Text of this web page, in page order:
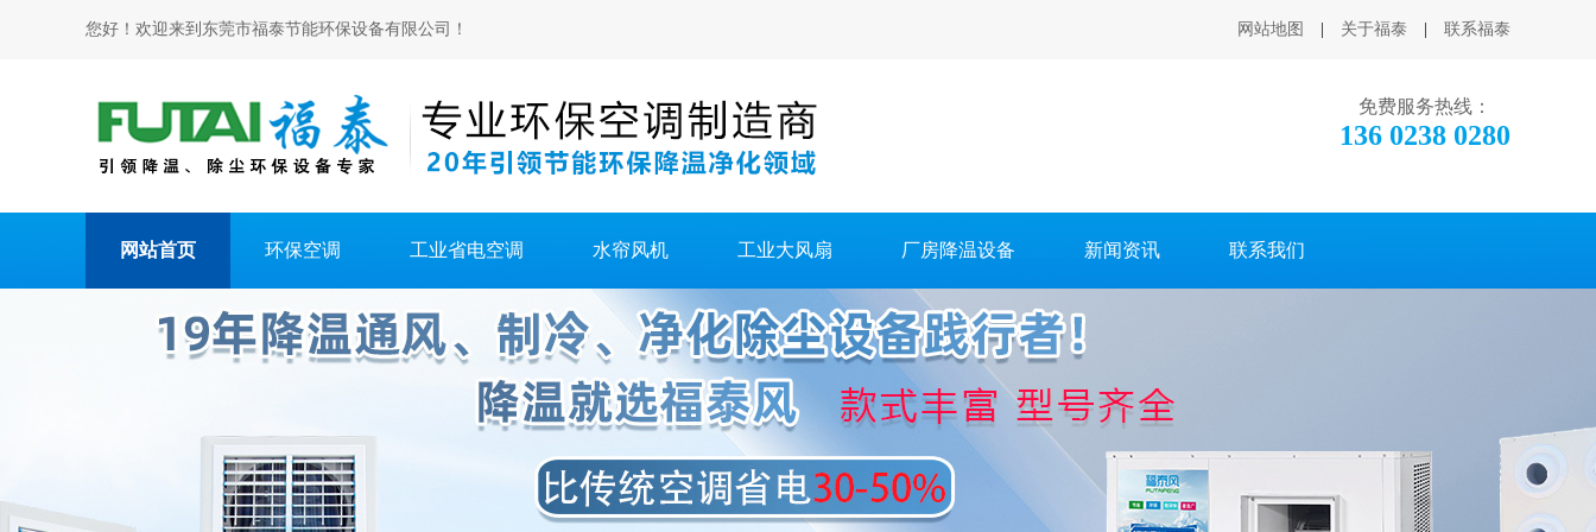
您好！欢迎来到东莞市福泰节能环保设备有限公司！ 网站地图 关于福泰 联系福泰
免费服务热线：
136 0238 0280
网站首页 环保空调 工业省电空调 水帘风机 工业大风扇 厂房降温设备 新闻资讯 联系我们